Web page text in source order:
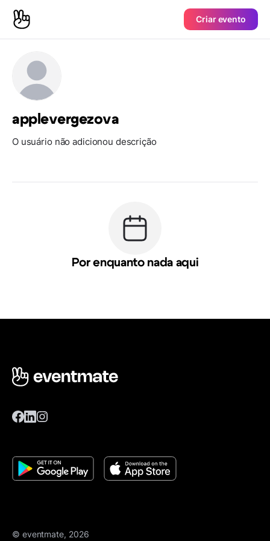
Criar evento
applevergezova
O usuário não adicionou descrição
Por enquanto nada aqui
© eventmate, 2026